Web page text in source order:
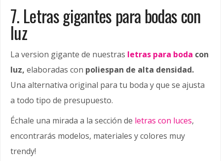
7. Letras gigantes para bodas con
luz
La version gigante de nuestras letras para boda con
luz, elaboradas con poliespan de alta densidad.
Una alternativa original para tu boda y que se ajusta
a todo tipo de presupuesto.
Échale una mirada a la sección de letras con luces,
encontrarás modelos, materiales y colores muy
trendy!